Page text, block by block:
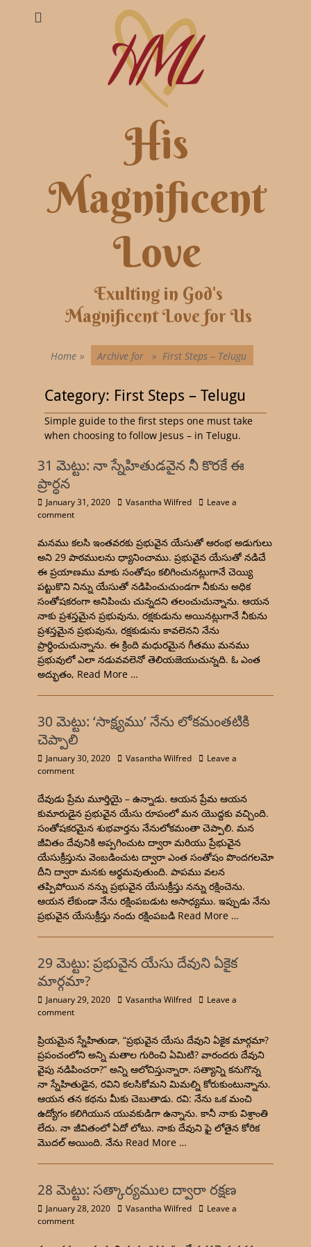
His
Magnificent
Love
Exulting in God's
Magnificent Love for Us
Home » Archive for » First Steps – Telugu
Category: First Steps – Telugu
Simple guide to the first steps one must take
when choosing to follow Jesus – in Telugu.
31 మెట్టు: నా స్నేహితుడవైన నీ కొరకే ఈ
ప్రార్ధన
January 31, 2020 Vasantha Wilfred
Leave a
comment
మనము కలసి ఇంతవరకు ప్రభువైన యేసుతో ఆరంభ అడుగులు
అని 29 పాఠములను ధ్యానించాము. ప్రభువైన యేసుతో నడిచే
ఈ ప్రయాణము మాకు సంతోషం కలిగించునట్లుగానే చెయ్యి
పట్టుకొని నిన్ను యేసుతో నడిపించుచుండగా నీకును అధిక
సంతోషకరంగా అనిపించు చున్నదని తలంచుచున్నాను. ఆయన
నాకు ప్రశస్తమైన ప్రభువును, రక్షకుడును అయినట్లుగానే నీకును
ప్రశస్తమైన ప్రభువును, రక్షకుడును కావలెనని నేను
ప్రార్ధించుచున్నాను. ఈ క్రింది మధురమైన గీతము మనము
ప్రభువులో ఎలా నడువవలెనో తెలియజెయుచున్నది. ఓ ఎంత
అద్భుతం, Read More …
30 మెట్టు: ‘సాక్ష్యము’ నేను లోకమంతటికి
చెప్పాలి
January 30, 2020 Vasantha Wilfred
Leave a
comment
దేవుడు ప్రేమ మూర్తియై – ఉన్నాడు. ఆయన ప్రేమ ఆయన
కుమారుడైన ప్రభువైన యేసు రూపంలో మన యొద్దకు వచ్చింది.
సంతోషకరమైన శుభవార్తను నేనులోకమంతా చెప్పాలి. మన
జీవితం దేవునికి అప్పగించుట ద్వారా మరియు ప్రేభువైన
యేసుక్రీస్తును వెంబడించుట ద్వారా ఎంత సంతోషం పొందగలమో
దీని ద్వారా మనకు ఆర్థమవుతుంది. పాపము వలన
తప్పిపోయిన నన్ను ప్రభువైన యేసుక్రీస్తు నన్ను రక్షించెను.
ఆయన లేకుండా నేను రక్షింపబడుట అసాధ్యము. ఇప్పుడు నేను
ప్రభువైన యేసుక్రీస్తు నందు రక్షింపబడి Read More …
29 మెట్టు: ప్రభువైన యేసు దేవుని ఏకైక
మార్గమా?
January 29, 2020 Vasantha Wilfred
Leave a
comment
ప్రియమైన స్నేహితుడా, “ప్రభువైన యేసు దేవుని ఏకైక మార్గమా?
ప్రపంచంలోని అన్ని మతాల గురించి ఏమిటి? వారందరు దేవుని
వైపు నడిపించరా?” అన్ని ఆలోచిస్తున్నారా. సత్యాన్ని కనుగొన్న
నా స్నేహితుడైన, రవిని కలసికోమని మిమల్ని కోరుకుంటున్నాను.
ఆయన తన కథను మీకు చెబుతాడు. రవి: నేను ఒక మంచి
ఉద్యోగం కలిగియున యువకుడిగా ఉన్నాను. కానీ నాకు విశ్రాంతి
లేదు. నా జీవితంలో ఏదో లోటు. నాకు దేవుని ఫై లోతైన కోరిక
మొదల్ అయింది. నేను Read More …
28 మెట్టు: సత్కార్యముల ద్వారా రక్షణ
January 28, 2020 Vasantha Wilfred
Leave a
comment